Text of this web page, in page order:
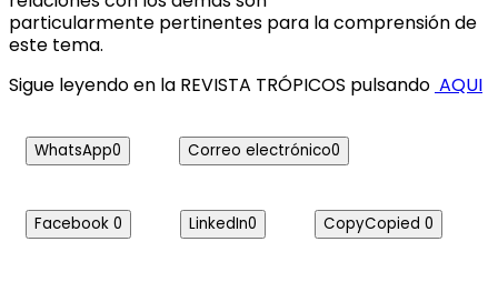
particularmente pertinentes para la comprensión de
este tema.
Sigue leyendo en la REVISTA TRÓPICOS pulsando AQUI
WhatsApp0 Correo electrónico0
Facebook 0 LinkedIn0 CopyCopied 0